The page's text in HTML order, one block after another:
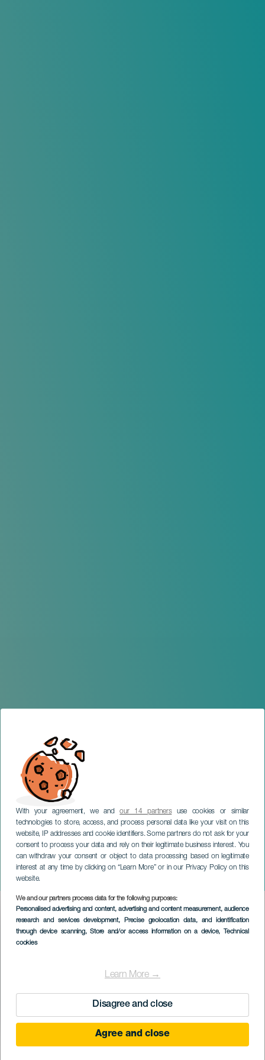
With your agreement, we andour 14 partnersuse cookies or similar
technologies to store, access, and process personal data like your visit on this
website, IP addresses and cookie identifiers. Some partners do not ask for your
consent to process your data and rely on their legitimate business interest. You
can withdraw your consent or object to data processing based on legitimate
interest at any time by clicking on “Learn More” or in our Privacy Policy on this
website.
We and our partners process data for the following purposes:
Personalised advertising and content, advertising and content measurement, audience
research and services development, Precise geolocation data, and identification
through device scanning, Store and/or access information on a device, Technical
cookies
Learn More →
Disagree and close
Agree and close
Kultúra vidéken
LANZAROTE
Imagen
Listado